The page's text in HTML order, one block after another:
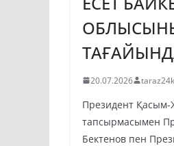
20.07.2026
Президент
тапсырмасымен
Бектенов пен